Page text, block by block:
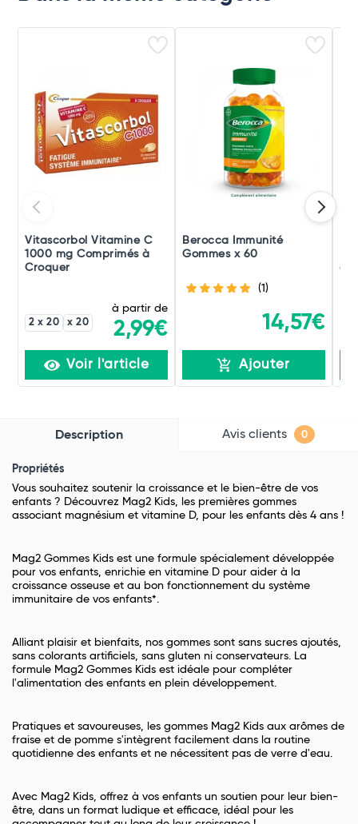
Vitascorbol Vitamine C
1000 mg Comprimés à
Croquer
2 x 20 x 20
à partir de
2,99€
Voir l'article
Berocca Immunité
Gommes x 60
(1)
14,57€
Ajouter
et
Description Avis clients 0
Propriétés
Vous souhaitez soutenir la croissance et le bien-être de vos
enfants ? Découvrez Mag2 Kids, les premières gommes
associant magnésium et vitamine D, pour les enfants dès 4 ans !
Mag2 Gommes Kids est une formule spécialement développée
pour vos enfants, enrichie en vitamine D pour aider à la
croissance osseuse et au bon fonctionnement du système
immunitaire de vos enfants*.
Alliant plaisir et bienfaits, nos gommes sont sans sucres ajoutés,
sans colorants artificiels, sans gluten ni conservateurs. La
formule Mag2 Gommes Kids est idéale pour compléter
l'alimentation des enfants en plein développement.
Pratiques et savoureuses, les gommes Mag2 Kids aux arômes de
fraise et de pomme s'intègrent facilement dans la routine
quotidienne des enfants et ne nécessitent pas de verre d'eau.
Avec Mag2 Kids, offrez à vos enfants un soutien pour leur bien-
être, dans un format ludique et efficace, idéal pour les